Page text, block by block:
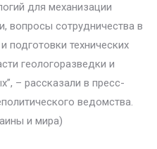
для механизации
вопросы сотрудничества в
подготовки технических
геологоразведки и
– рассказали в пресс-
ведомства.
и мира)